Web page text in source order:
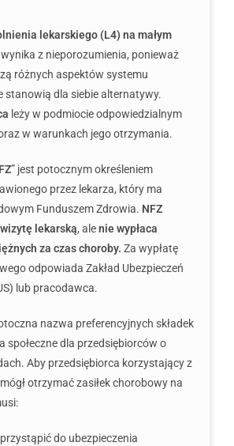
lekarskiego (L4) na małym
wynika z nieporozumienia, ponieważ
różnych aspektów systemu
stanowią dla siebie alternatywy.
leży w podmiocie odpowiedzialnym
w warunkach jego otrzymania.
” jest potocznym określeniem
przez lekarza, który ma
Funduszem Zdrowia. NFZ
lekarską, alenie wypłaca
za czas choroby. Za wypłatę
odpowiada Zakład Ubezpieczeń
lub pracodawca.
nazwa preferencyjnych składek
społeczne dla przedsiębiorców o
Aby przedsiębiorca korzystający z
mógł otrzymać zasiłek chorobowy na
do ubezpieczenia